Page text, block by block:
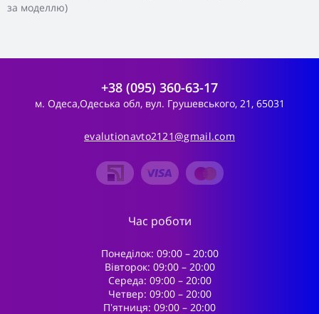
за моделлю)
+38 (095) 360-63-17
м. Одеса,Одеська обл, вул. Грушевського, 21, 65031
evalutionavto2121@gmail.com
Час роботи
Понеділок: 09:00 – 20:00
Вівторок: 09:00 – 20:00
Середа: 09:00 – 20:00
Четвер: 09:00 – 20:00
Пʼятниця: 09:00 – 20:00